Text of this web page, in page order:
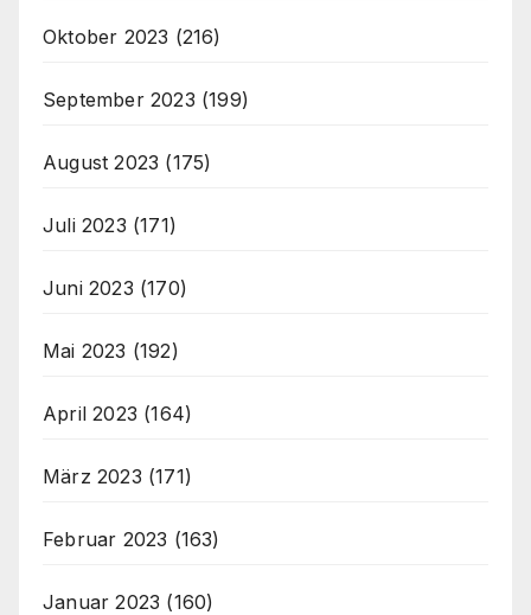
Oktober 2023 (216)
September 2023 (199)
August 2023 (175)
Juli 2023 (171)
Juni 2023 (170)
Mai 2023 (192)
April 2023 (164)
März 2023 (171)
Februar 2023 (163)
Januar 2023 (160)